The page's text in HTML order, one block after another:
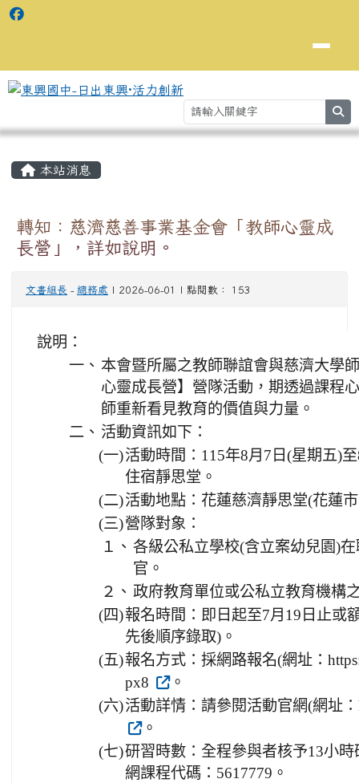
本站消息
轉知：慈濟慈善事業基金會「教師心靈成
長營」，詳如說明。
文書組長 - 總務處 | 2026-06-01 | 點閱數： 153
說明：
一、 本會暨所屬之教師聯誼會與慈濟大學
心靈成長營】營隊活動，期透過課程
師重新看見教育的價值與力量。
二、 活動資訊如下：
(一)活動時間：115年8月7日(星期五)
住宿靜思堂。
(二)活動地點：花蓮慈濟靜思堂(花蓮
(三)營隊對象：
１、 各級公私立學校(含立案幼兒園)
官。
２、 政府教育單位或公私立教育機構
(四)報名時間：即日起至7月19日止或
先後順序錄取)。
(五)報名方式：採網路報名(網址：
px8
。
(六)活動詳情：請參閱活動官網(網址
。
(七)研習時數：全程參與者核予13小
網課程代碼：5617779。